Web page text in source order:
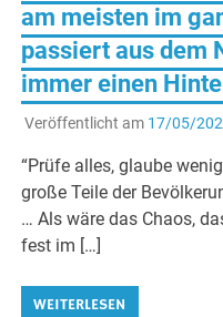
am meisten im
passiert aus dem
immer einen
Veröffentlicht am 17/05/
“Prüfe alles, glaube
große Teile der
… Als wäre das Chaos,
fest im […]
WEITERLESEN